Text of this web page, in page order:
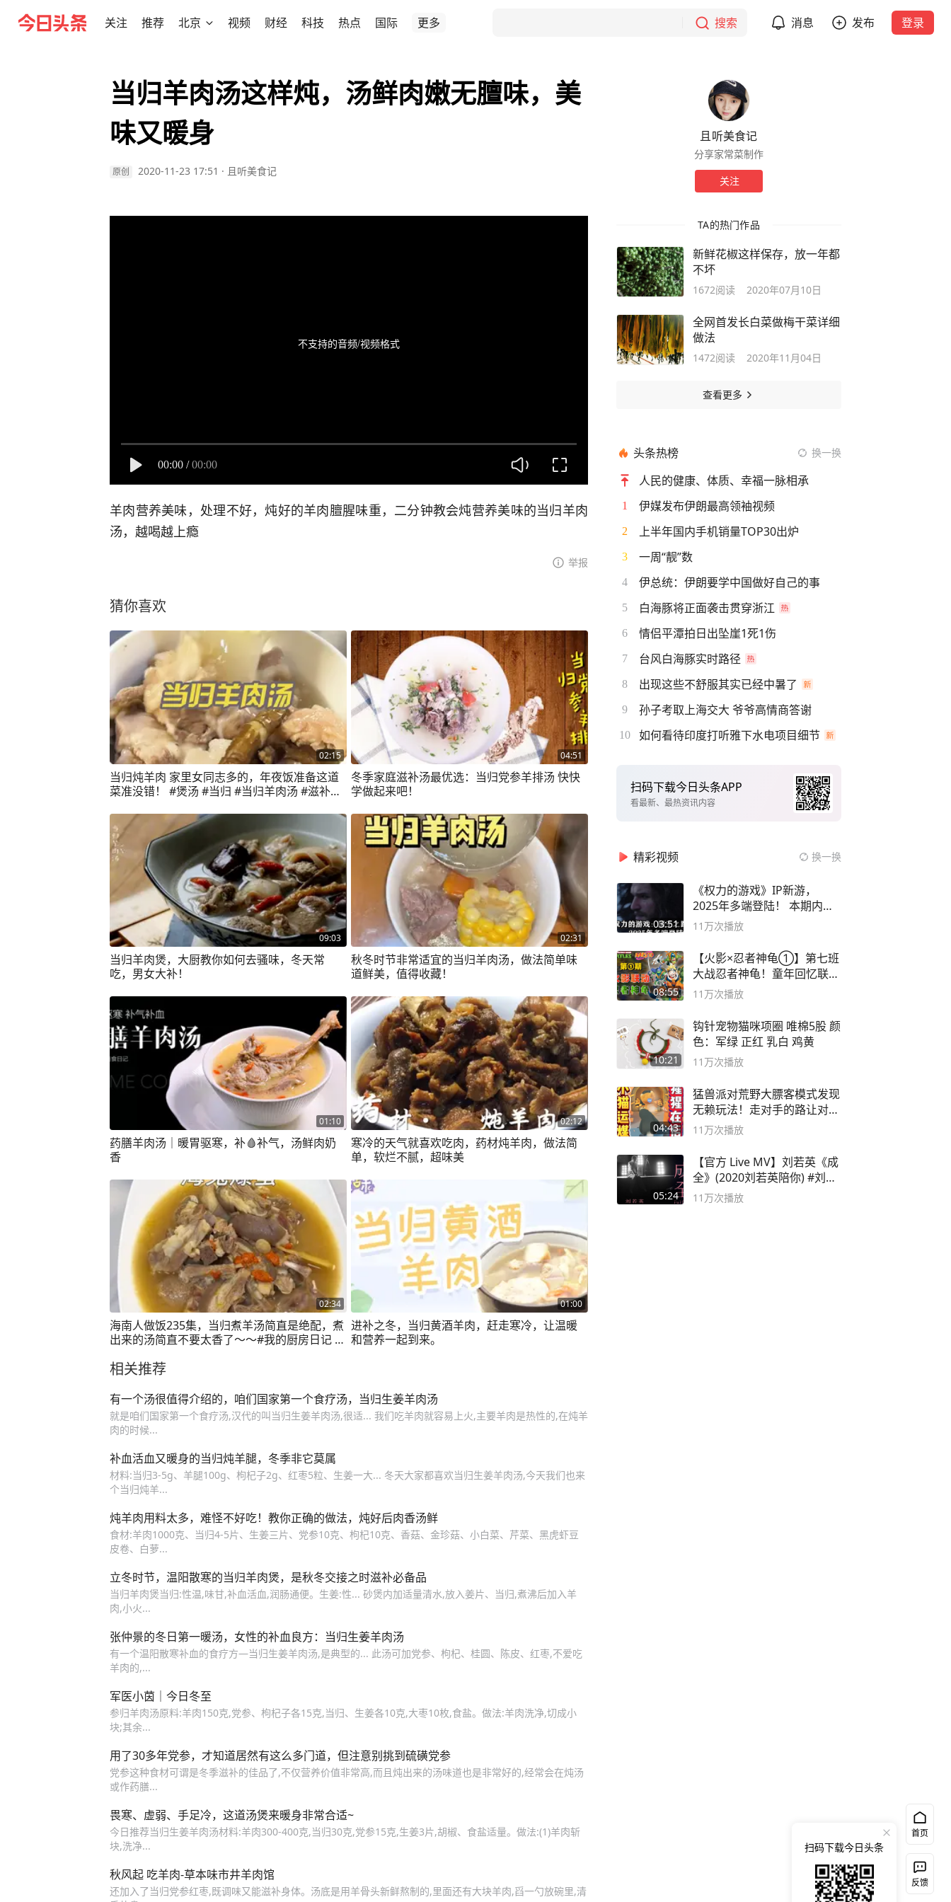
关注 推荐 北京 视频 财经 科技 热点 国际 更多 搜索 消息 发布 登录
当归羊肉汤这样炖，汤鲜肉嫩无膻味，美
味又暖身
原创 2020-11-23 17:51 · 且听美食记
不支持的音频/视频格式
00:00 / 00:00
羊肉营养美味，处理不好，炖好的羊肉膻腥味重，二分钟教会炖营养美味的当归羊肉
汤，越喝越上瘾
举报
猜你喜欢
02:15
当归炖羊肉 家里女同志多的，年夜饭准备这道
菜准没错！ #煲汤 #当归 #当归羊肉汤 #滋补养
04:51
冬季家庭滋补汤最优选：当归党参羊排汤 快快
学做起来吧！
09:03
当归羊肉煲，大厨教你如何去骚味，冬天常
吃，男女大补！
02:31
秋冬时节非常适宜的当归羊肉汤，做法简单味
道鲜美，值得收藏！
01:10
药膳羊肉汤｜暖胃驱寒，补🩸补气，汤鲜肉奶
香
02:12
寒冷的天气就喜欢吃肉，药材炖羊肉，做法简
单，软烂不腻，超味美
02:34
海南人做饭235集，当归煮羊汤简直是绝配，煮
出来的汤简直不要太香了～～#我的厨房日记 #
01:00
进补之冬，当归黄酒羊肉，赶走寒冷，让温暖
和营养一起到来。
相关推荐
有一个汤很值得介绍的，咱们国家第一个食疗汤，当归生姜羊肉汤
就是咱们国家第一个食疗汤,汉代的叫当归生姜羊肉汤,很适... 我们吃羊肉就容易上火,主要羊肉是热性的,在炖羊
肉的时候...
补血活血又暖身的当归炖羊腿，冬季非它莫属
材料:当归3-5g、羊腿100g、枸杞子2g、红枣5粒、生姜一大... 冬天大家都喜欢当归生姜羊肉汤,今天我们也来
个当归炖羊...
炖羊肉用料太多，难怪不好吃！教你正确的做法，炖好后肉香汤鲜
食材:羊肉1000克、当归4-5片、生姜三片、党参10克、枸杞10克、香菇、金珍菇、小白菜、芹菜、黑虎虾豆
皮卷、白萝...
立冬时节，温阳散寒的当归羊肉煲，是秋冬交接之时滋补必备品
当归羊肉煲当归:性温,味甘,补血活血,润肠通便。生姜:性... 砂煲内加适量清水,放入姜片、当归,煮沸后加入羊
肉,小火...
张仲景的冬日第一暖汤，女性的补血良方：当归生姜羊肉汤
有一个温阳散寒补血的食疗方—当归生姜羊肉汤,是典型的... 此汤可加党参、枸杞、桂圆、陈皮、红枣,不爱吃
羊肉的,...
军医小茵｜今日冬至
参归羊肉汤原料:羊肉150克,党参、枸杞子各15克,当归、生姜各10克,大枣10枚,食盐。做法:羊肉洗净,切成小
块;其余...
用了30多年党参，才知道居然有这么多门道，但注意别挑到硫磺党参
党参这种食材可谓是冬季滋补的佳品了,不仅营养价值非常高,而且炖出来的汤味道也是非常好的,经常会在炖汤
或作药膳...
畏寒、虚弱、手足冷，这道汤煲来暖身非常合适~
今日推荐当归生姜羊肉汤材料:羊肉300-400克,当归30克,党参15克,生姜3片,胡椒、食盐适量。做法:(1)羊肉斩
块,洗净...
秋风起 吃羊肉-草本味市井羊肉馆
还加入了当归党参红枣,既调味又能滋补身体。汤底是用羊骨头新鲜熬制的,里面还有大块羊肉,舀一勺放碗里,清
且听美食记
分享家常菜制作
关注
TA的热门作品
新鲜花椒这样保存，放一年都
不坏
1672阅读 2020年07月10日
全网首发长白菜做梅干菜详细
做法
1472阅读 2020年11月04日
查看更多
头条热榜 换一换
人民的健康、体质、幸福一脉相承
1 伊媒发布伊朗最高领袖视频
2 上半年国内手机销量TOP30出炉
3 一周“靓”数
4 伊总统：伊朗要学中国做好自己的事
5 白海豚将正面袭击贯穿浙江
6 情侣平潭拍日出坠崖1死1伤
7 台风白海豚实时路径
8 出现这些不舒服其实已经中暑了
9 孙子考取上海交大 爷爷高情商答谢
10 如何看待印度打听雅下水电项目细节
扫码下载今日头条APP
看最新、最热资讯内容
精彩视频 换一换
03:51
《权力的游戏》IP新游，
2025年多端登陆！ 本期内容
概要
11万次播放
08:55
【火影×忍者神龟①】第七班
大战忍者神龟！童年回忆联动
论武？
11万次播放
10:21
钩针宠物猫咪项圈 唯棉5股 颜
色：军绿 正红 乳白 鸡黄
11万次播放
04:43
猛兽派对荒野大膘客模式发现
无赖玩法！走对手的路让对手
无路可走
11万次播放
05:24
【官方 Live MV】刘若英《成
全》(2020刘若英陪你) #刘若
英 #成全
11万次播放
首页
反馈
扫码下载今日头条